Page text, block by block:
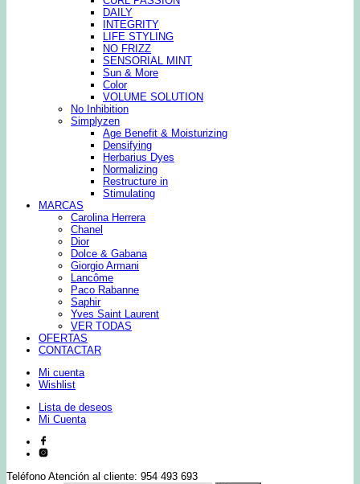
DAILY
INTEGRITY
LIFE STYLING
NO FRIZZ
SENSORIAL MINT
Sun & More
Color
VOLUME SOLUTION
No Inhibition
Simplyzen
Age Benefit & Moisturizing
Densifying
Herbarius Dyes
Normalizing
Restructure in
Stimulating
MARCAS
Carolina Herrera
Chanel
Dior
Dolce & Gabana
Giorgio Armani
Lancôme
Paco Rabanne
Saphir
Yves Saint Laurent
VER TODAS
OFERTAS
CONTACTAR
Mi cuenta
Wishlist
Lista de deseos
Mi Cuenta
Teléfono Atención al cliente: 954 493 693